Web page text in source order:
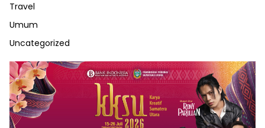
Travel
Umum
Uncategorized